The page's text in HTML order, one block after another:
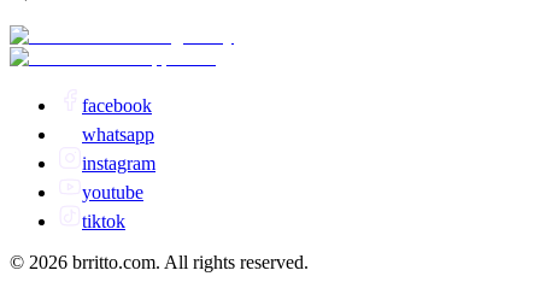
facebook
whatsapp
instagram
youtube
tiktok
© 2026 brritto.com. All rights reserved.